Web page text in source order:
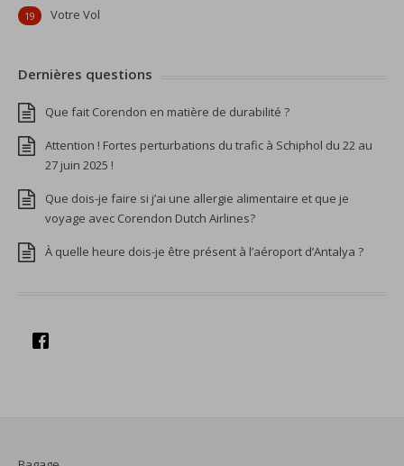
Votre Vol
19
Dernières questions
Que fait Corendon en matière de durabilité ?
Attention ! Fortes perturbations du trafic à Schiphol du 22 au
27 juin 2025 !
Que dois-je faire si j’ai une allergie alimentaire et que je
voyage avec Corendon Dutch Airlines?
À quelle heure dois-je être présent à l’aéroport d’Antalya ?